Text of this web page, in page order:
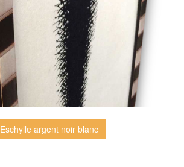
Eschylle argent noir blanc